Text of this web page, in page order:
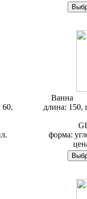
60,
Ванна
длина: 150,
форма: